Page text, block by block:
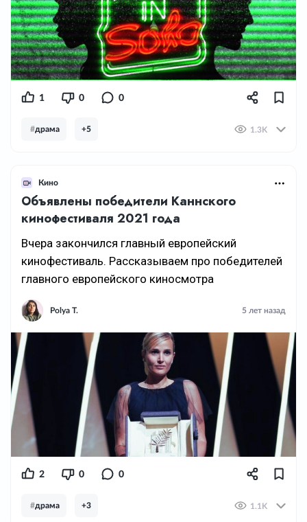
1 0 0
#драма +5 1.3K
Кино
Объявлены победители Каннского
кинофестиваля 2021 года
Вчера закончился главный европейский
кинофестиваль. Рассказываем про победителей
главного европейского киносмотра
Polya T. 5 лет назад
2 0 0
#драма +3 1.1K